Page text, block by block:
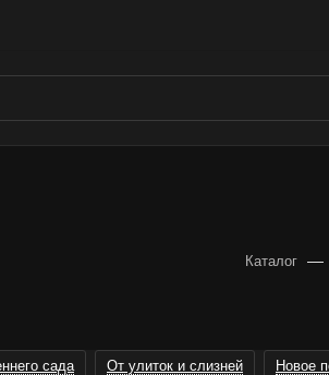
Каталог —
сада От улиток и слизней Новое